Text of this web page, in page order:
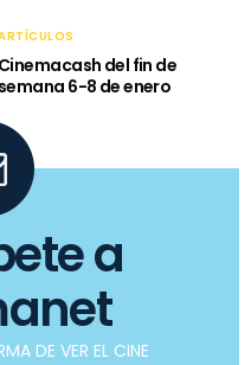
Cinemacash del fin de
semana 6-8 de enero
a
DE VER EL CINE